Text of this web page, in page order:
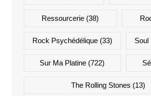
Ressourcerie (38)
Rock Psychédélique(33) Soul
Sur Ma Platine (722)
The Rolling Stones (13)